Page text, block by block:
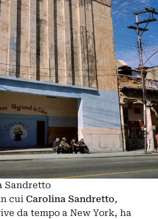
Sandretto
cui Carolina Sandretto,
da tempo a New York, ha